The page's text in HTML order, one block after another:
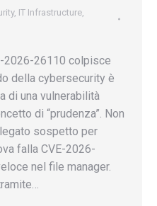
, IT Infrastructure,
2026-26110 colpisce
della cybersecurity è
di una vulnerabilità
di “prudenza”. Non
sospetto per
falla CVE-2026-
nel file manager.